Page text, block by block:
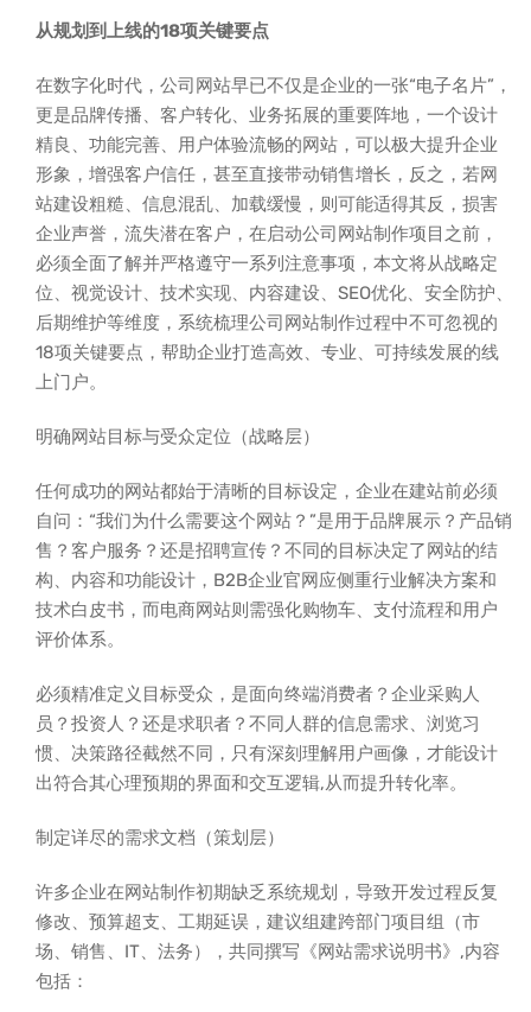
从规划到上线的18项关键要点
在数字化时代，公司网站早已不仅是企业的一张“电子名片”，
更是品牌传播、客户转化、业务拓展的重要阵地，一个设计
精良、功能完善、用户体验流畅的网站，可以极大提升企业
形象，增强客户信任，甚至直接带动销售增长，反之，若网
站建设粗糙、信息混乱、加载缓慢，则可能适得其反，损害
企业声誉，流失潜在客户，在启动公司网站制作项目之前，
必须全面了解并严格遵守一系列注意事项，本文将从战略定
位、视觉设计、技术实现、内容建设、SEO优化、安全防护、
后期维护等维度，系统梳理公司网站制作过程中不可忽视的
18项关键要点，帮助企业打造高效、专业、可持续发展的线
上门户。
明确网站目标与受众定位（战略层）
任何成功的网站都始于清晰的目标设定，企业在建站前必须
自问：“我们为什么需要这个网站？”是用于品牌展示？产品销
售？客户服务？还是招聘宣传？不同的目标决定了网站的结
构、内容和功能设计，B2B企业官网应侧重行业解决方案和
技术白皮书，而电商网站则需强化购物车、支付流程和用户
评价体系。
必须精准定义目标受众，是面向终端消费者？企业采购人
员？投资人？还是求职者？不同人群的信息需求、浏览习
惯、决策路径截然不同，只有深刻理解用户画像，才能设计
出符合其心理预期的界面和交互逻辑,从而提升转化率。
制定详尽的需求文档（策划层）
许多企业在网站制作初期缺乏系统规划，导致开发过程反复
修改、预算超支、工期延误，建议组建跨部门项目组（市
场、销售、IT、法务），共同撰写《网站需求说明书》,内容
包括：